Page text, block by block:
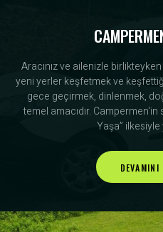
Aracınız ve ailenizle
yeni yerler keşfetmek ve
gece geçirmek, dinlenmek,
temel amacıdır. Campermen'in
Yaşa” ilkesiyle
DEVAMINI